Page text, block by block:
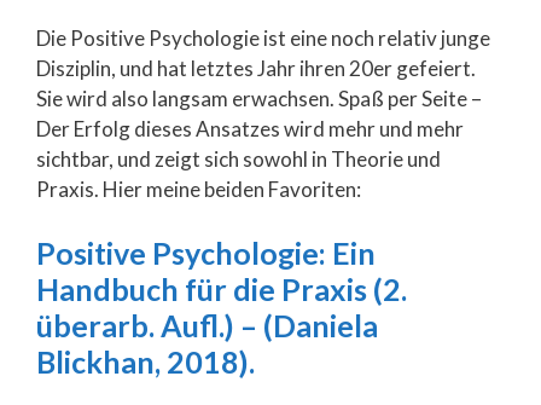
Die Positive Psychologie ist eine noch relativ junge
Disziplin, und hat letztes Jahr ihren 20er gefeiert.
Sie wird also langsam erwachsen. Spaß per Seite –
Der Erfolg dieses Ansatzes wird mehr und mehr
sichtbar, und zeigt sich sowohl in Theorie und
Praxis. Hier meine beiden Favoriten:
Positive Psychologie: Ein
Handbuch für die Praxis (2.
überarb. Aufl.) – (Daniela
Blickhan, 2018).